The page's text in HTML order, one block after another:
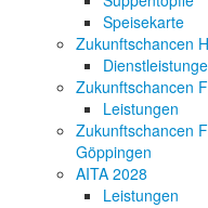
Speisekarte
Zukunftschancen
Zukunftschancen
Leistungen
Zukunftschancen
Göppingen
AITA 2028
Leistungen